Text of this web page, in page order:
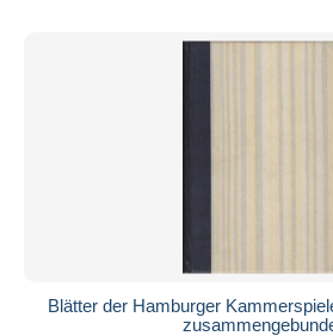
Blätter der Hamburger